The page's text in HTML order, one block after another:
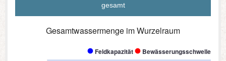
gesamt